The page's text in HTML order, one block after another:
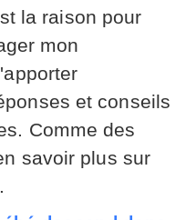
la raison pour
mon
et conseils
Comme des
savoir plus sur